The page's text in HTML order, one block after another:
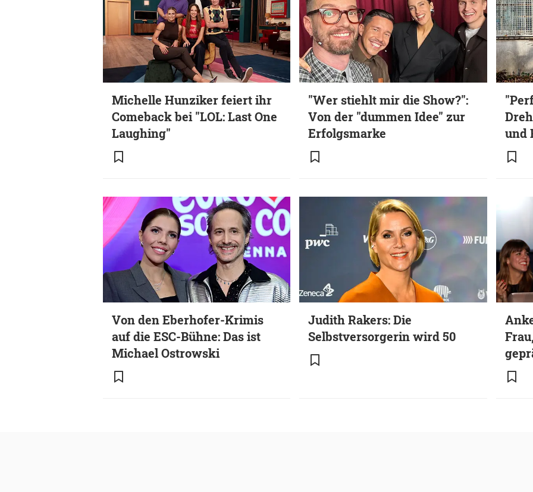
Michelle Hunziker feiert ihr
Comeback bei "LOL: Last One
Laughing"
"Wer stiehlt mir die Show?":
Von der "dummen Idee" zur
Erfolgsmarke
und
Von den Eberhofer-Krimis
auf die ESC-Bühne: Das ist
Michael Ostrowski
Judith Rakers: Die
Selbstversorgerin wird 50